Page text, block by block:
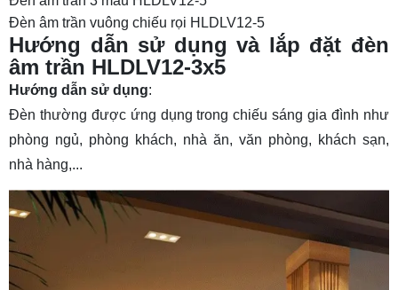
Đèn âm trần vuông chiếu rọi HLDLV12-5
Hướng dẫn sử dụng và lắp đặt đèn
âm trần HLDLV12-3x5
Hướng dẫn sử dụng:
Đèn thường được ứng dụng trong chiếu sáng gia đình như
phòng ngủ, phòng khách, nhà ăn, văn phòng, khách sạn,
nhà hàng,...